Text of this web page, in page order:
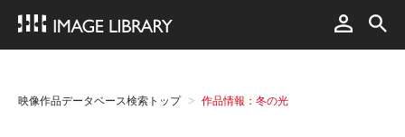
映像作品データベース検索トップ 作品情報：冬の光